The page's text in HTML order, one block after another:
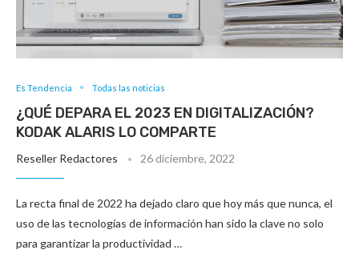
Es Tendencia Todas las noticias
¿QUÉ DEPARA EL 2023 EN DIGITALIZACIÓN?
KODAK ALARIS LO COMPARTE
Reseller Redactores 26 diciembre, 2022
La recta final de 2022 ha dejado claro que hoy más que nunca, el
uso de las tecnologías de información han sido la clave no solo
para garantizar la productividad …